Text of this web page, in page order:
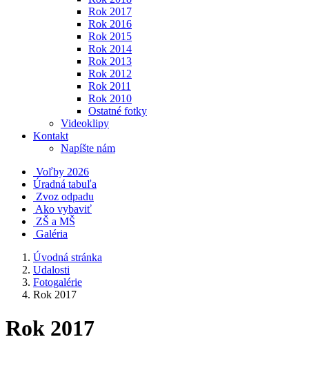
Rok 2017
Rok 2016
Rok 2015
Rok 2014
Rok 2013
Rok 2012
Rok 2011
Rok 2010
Ostatné fotky
Videoklipy
Kontakt
Napíšte nám
Voľby 2026
Úradná tabuľa
Zvoz odpadu
Ako vybaviť
ZŠ a MŠ
Galéria
Úvodná stránka
Udalosti
Fotogalérie
Rok 2017
Rok 2017